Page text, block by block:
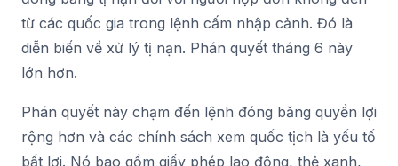
từ các quốc gia trong lệnh cấm nhập cảnh. Đó là
diễn biến về xử lý tị nạn. Phán quyết tháng 6 này
lớn hơn.
Phán quyết này chạm đến lệnh đóng băng quyền lợi
rộng hơn và các chính sách xem quốc tịch là yếu tố
bất lợi. Nó bao gồm giấy phép lao động, thẻ xanh,